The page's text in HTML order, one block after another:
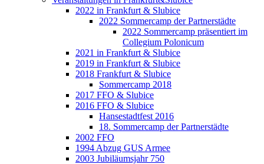
2022 in Frankfurt & Slubice
2022 Sommercamp der Partnerstädte
2022 Sommercamp präsentiert im
Collegium Polonicum
2021 in Frankfurt & Slubice
2019 in Frankfurt & Slubice
2018 Frankfurt & Slubice
Sommercamp 2018
2017 FFO & Slubice
2016 FFO & Slubice
Hansestadtfest 2016
18. Sommercamp der Partnerstädte
2002 FFO
1994 Abzug GUS Armee
2003 Jubiläumsjahr 750